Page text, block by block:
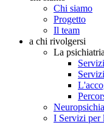
Chi siamo
Progetto
Il team
a chi rivolgersi
La
I Servizi per